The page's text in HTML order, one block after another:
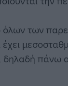
όλων των
πάνω